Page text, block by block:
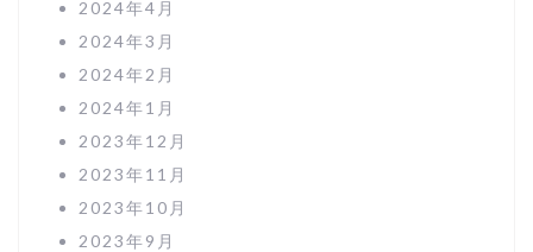
2024年4月
2024年3月
2024年2月
2024年1月
2023年12月
2023年11月
2023年10月
2023年9月